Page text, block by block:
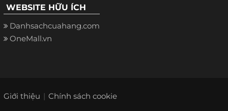
WEBSITE HỮU ÍCH
Danhsachcuahang.com
OneMall.vn
Giới thiệu Chính sách cookie